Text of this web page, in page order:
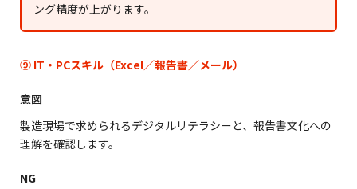
ング精度が上がります。
⑨ IT・PCスキル（Excel／報告書／メール）
意図
製造現場で求められるデジタルリテラシーと、報告書文化への
理解を確認します。
NG